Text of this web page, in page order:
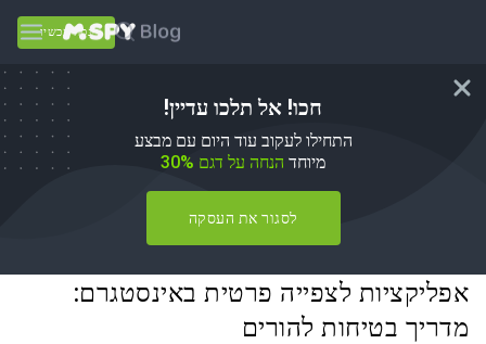
נסה עכשיו
חכו! אל תלכו עדיין!
התחילו לעקוב עוד היום עם מבצע
מיוחד הנחה על דגם 30%
לסגור את העסקה
אפליקציות לצפייה פרטית באינסטגרם:
מדריך בטיחות להורים